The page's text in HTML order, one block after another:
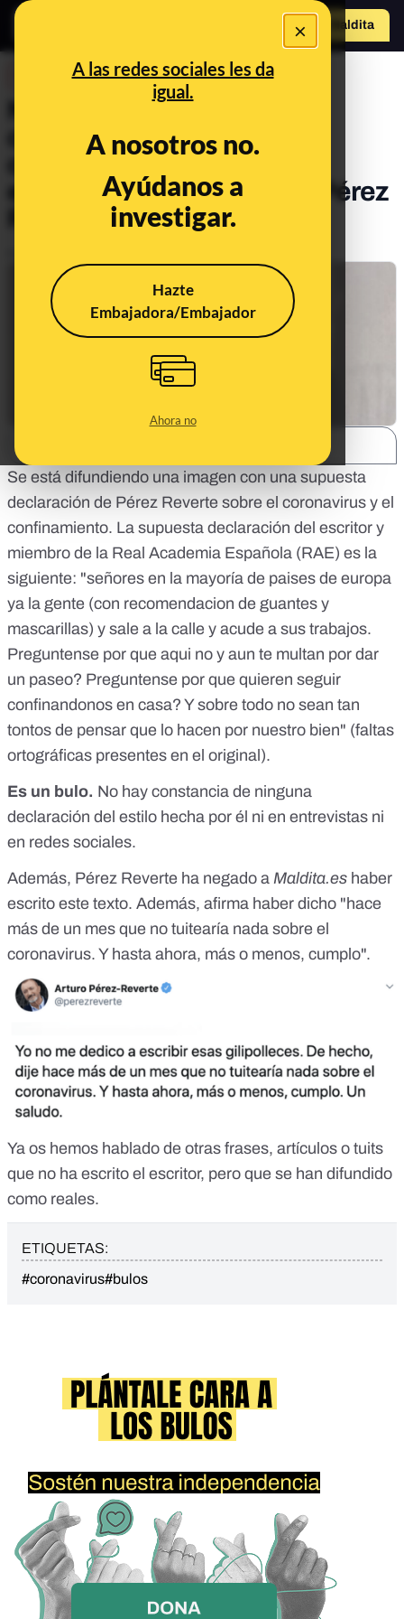
×
A las redes sociales les da
igual.
A nosotros no.
Ayúdanos a
investigar.
Hazte
Embajadora/Embajador
Ahora no
Hazte Maldita
No, esta frase sobre el
confinamiento por el
coronavirus y los países
europeos no es de Arturo Pérez
Se está difundiendo una imagen con una supuesta
declaración de Pérez Reverte sobre el coronavirus y el
confinamiento. La supuesta declaración del escritor y
miembro de la Real Academia Española (RAE) es la
siguiente: "señores en la mayoría de paises de europa
ya la gente (con recomendacion de guantes y
mascarillas) y sale a la calle y acude a sus trabajos.
Preguntense por que aqui no y aun te multan por dar
un paseo? Preguntense por que quieren seguir
confinandonos en casa? Y sobre todo no sean tan
tontos de pensar que lo hacen por nuestro bien" (faltas
ortográficas presentes en el original).
Es un bulo. No hay constancia de ninguna
declaración del estilo hecha por él ni en entrevistas ni
en redes sociales.
Además, Pérez Reverte ha negado a Maldita.es haber
escrito este texto. Además, afirma haber dicho "hace
más de un mes que no tuitearía nada sobre el
coronavirus. Y hasta ahora, más o menos, cumplo".
Ya os hemos hablado de otras frases, artículos o tuits
que no ha escrito el escritor, pero que se han difundido
como reales.
ETIQUETAS:
#coronavirus#bulos